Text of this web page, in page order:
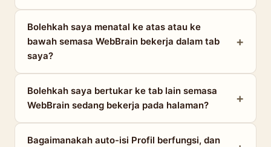
Bolehkah saya menatal ke atas atau ke
bawah semasa WebBrain bekerja dalam tab
saya?
Bolehkah saya bertukar ke tab lain semasa
WebBrain sedang bekerja pada halaman?
Bagaimanakah auto-isi Profil berfungsi, dan